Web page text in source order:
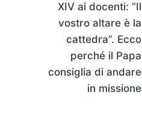
XIV ai docenti: “Il
vostro altare è la
cattedra”. Ecco
perché il Papa
consiglia di andare
in missione